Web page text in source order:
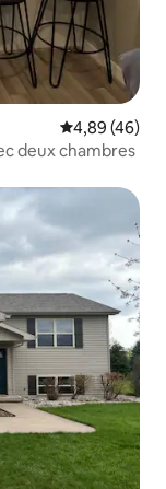
Évaluation
4,89 (46)
deux chambres